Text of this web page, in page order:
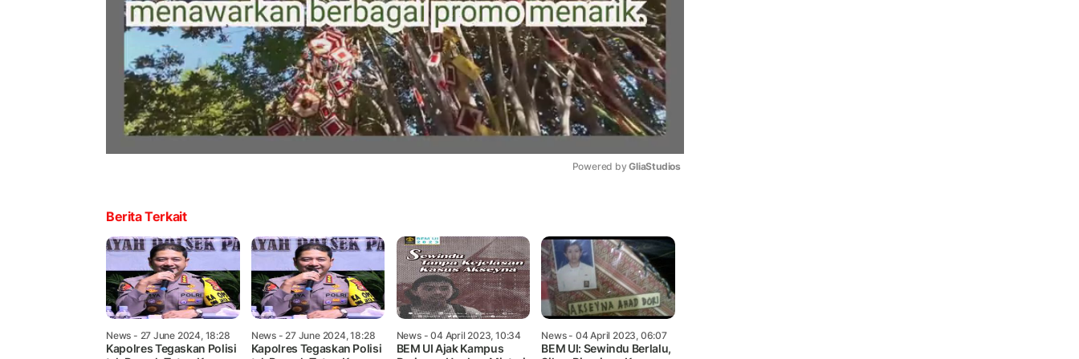
Powered by GliaStudios
Berita Terkait
News - 27 June 2024, 18:28
Kapolres Tegaskan Polisi
News- 27 June 2024, 18:28
Kapolres Tegaskan Polisi
News- 04 April 2023, 10:34
BEM UI Ajak Kampus
News- 04 April 2023, 06:07
BEM UI: Sewindu Berlalu,